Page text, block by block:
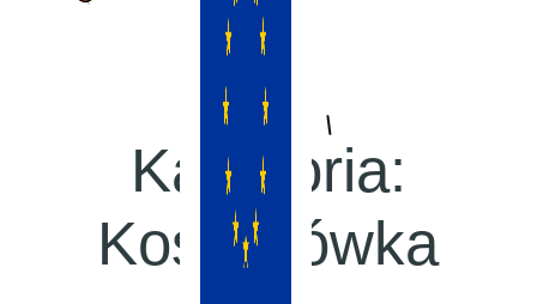
Kategoria:
Koszykówka